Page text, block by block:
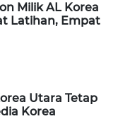
Milik AL Korea
Latihan, Empat
Utara Tetap
Korea